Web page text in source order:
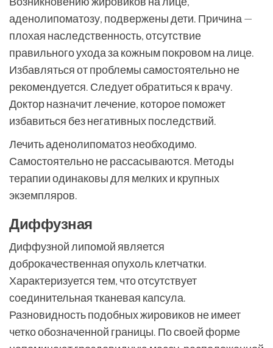
аденолипоматозу, подвержены дети. Причина —
плохая наследственность, отсутствие
правильного ухода за кожным покровом на лице.
Избавляться от проблемы самостоятельно не
рекомендуется. Следует обратиться к врачу.
Доктор назначит лечение, которое поможет
избавиться без негативных последствий.
Лечить аденолипоматоз необходимо.
Самостоятельно не рассасываются. Методы
терапии одинаковы для мелких и крупных
экземпляров.
Диффузная
Диффузной липомой является
доброкачественная опухоль клетчатки.
Характеризуется тем, что отсутствует
соединительная тканевая капсула.
Разновидность подобных жировиков не имеет
четко обозначенной границы. По своей форме